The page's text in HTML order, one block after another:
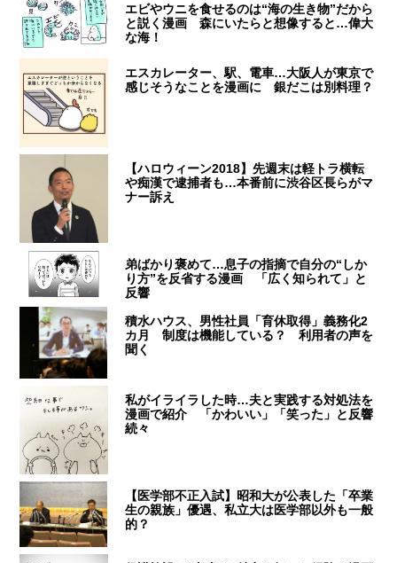
エビやウニを食せるのは“海の生き物”だから
と説く漫画 森にいたらと想像すると…偉大
な海！
エスカレーター、駅、電車…大阪人が東京で
感じそうなことを漫画に 銀だこは別料理？
【ハロウィーン2018】先週末は軽トラ横転
や痴漢で逮捕者も…本番前に渋谷区長らがマ
ナー訴え
弟ばかり褒めて…息子の指摘で自分の“しか
り方”を反省する漫画 「広く知られて」と
反響
積水ハウス、男性社員「育休取得」義務化2
カ月 制度は機能している？ 利用者の声を
聞く
私がイライラした時…夫と実践する対処法を
漫画で紹介 「かわいい」「笑った」と反響
続々
【医学部不正入試】昭和大が公表した「卒業
生の親族」優遇、私立大は医学部以外も一般
的？